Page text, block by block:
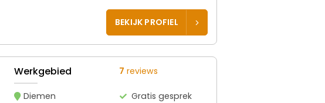
BEKIJK PROFIEL
Werkgebied
Diemen
7 reviews
Gratis gesprek